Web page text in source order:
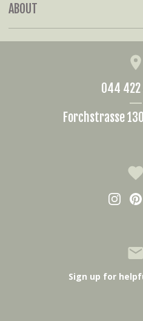
ABOUT
044
Forchstrasse
Sign up for